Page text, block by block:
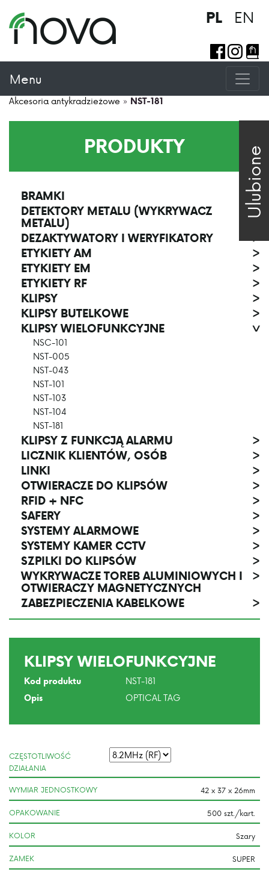
Ulubione
PL EN
Menu
Akcesoria antykradzieżowe » NST-181
PRODUKTY
BRAMKI
>
DETEKTORY METALU (WYKRYWACZ
METALU)
>
DEZAKTYWATORY I WERYFIKATORY
>
ETYKIETY AM
>
ETYKIETY EM
>
ETYKIETY RF
>
KLIPSY
>
KLIPSY BUTELKOWE
>
KLIPSY WIELOFUNKCYJNE
>
NSC-101
NST-005
NST-043
NST-101
NST-103
NST-104
NST-181
KLIPSY Z FUNKCJĄ ALARMU
>
LICZNIK KLIENTÓW, OSÓB
>
LINKI
>
OTWIERACZE DO KLIPSÓW
>
RFID + NFC
>
SAFERY
>
SYSTEMY ALARMOWE
>
SYSTEMY KAMER CCTV
>
SZPILKI DO KLIPSÓW
>
WYKRYWACZE TOREB ALUMINIOWYCH I
OTWIERACZY MAGNETYCZNYCH
>
ZABEZPIECZENIA KABELKOWE
>
KLIPSY WIELOFUNKCYJNE
Kod produktu NST-181
Opis OPTICAL TAG
CZĘSTOTLIWOŚĆ
DZIAŁANIA
WYMIAR JEDNOSTKOWY
OPAKOWANIE
KOLOR
ZAMEK